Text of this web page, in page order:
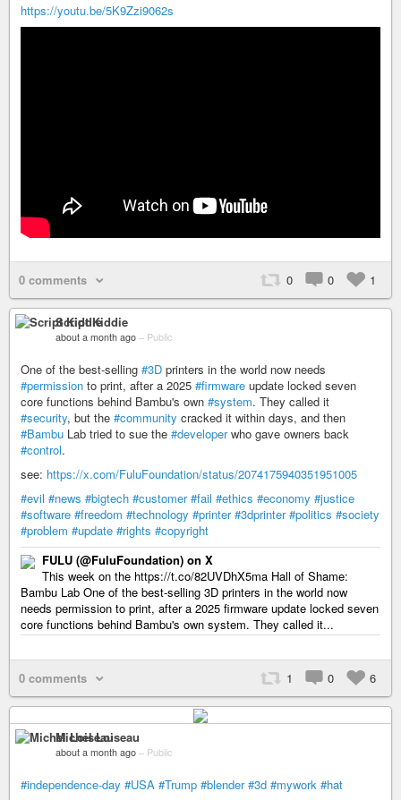
https://youtu.be/5K9Zzi9062s
0 comments 0 0 1
Script Kiddie
about a month ago – Public
One of the best-selling #3D printers in the world now needs
#permission to print, after a 2025 #firmware update locked seven
core functions behind Bambu's own #system. They called it
#security, but the #community cracked it within days, and then
#Bambu Lab tried to sue the #developerwho gave owners back
#control.
see: https://x.com/FuluFoundation/status/2074175940351951005
#evil #news #bigtech #customer #fail #ethics #economy #justice
#software #freedom #technology #printer #3dprinter #politics #society
#problem #update #rights #copyright
FULU (@FuluFoundation) on X
This week on the https://t.co/82UVDhX5ma Hall of Shame:
Bambu Lab One of the best-selling 3D printers in the world now
needs permission to print, after a 2025 firmware update locked seven
core functions behind Bambu's own system. They called it...
0 comments 1 0 6
Michel Loiseau
about a month ago – Public
#independence-day #USA #Trump #blender #3d #mywork #hat